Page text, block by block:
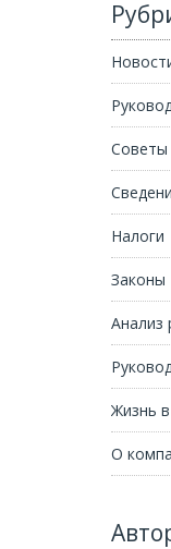
Советы
Налоги
Законы
Анализ
Жизнь
О
– абсолютный